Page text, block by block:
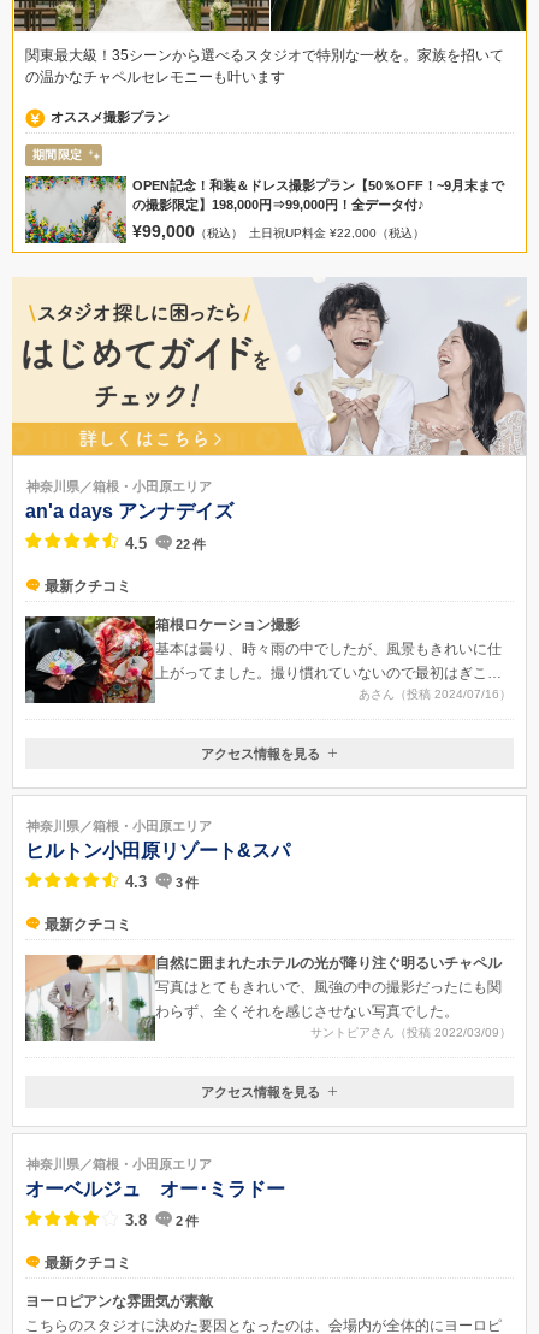
関東最大級！35シーンから選べるスタジオで特別な一枚を。家族を招いて
の温かなチャペルセレモニーも叶います
オススメ撮影プラン
期間限定
OPEN記念！和装＆ドレス撮影プラン【50％OFF！~9月末まで
の撮影限定】198,000円⇒99,000円！全データ付♪
¥99,000 （税込） 土日祝UP料金 ¥22,000（税込）
神奈川県／箱根・小田原エリア
an'a days アンナデイズ
4.5 22件
最新クチコミ
箱根ロケーション撮影
基本は曇り、時々雨の中でしたが、風景もきれいに仕
上がってました。撮り慣れていないので最初はぎこち
ない写真がちらほらありましたが撮った時のことを思
い出させてくれる写真ばかりで良かったです。枚数も
最低枚数の何倍もあったので満足です。
あさん（投稿 2024/07/16）
神奈川県小田原市南鴨宮3-22-9
JR東海道線 鴨宮駅（南口）より徒歩7分
アクセス情報を見る
神奈川県／箱根・小田原エリア
ヒルトン小田原リゾート&スパ
4.3 3件
最新クチコミ
自然に囲まれたホテルの光が降り注ぐ明るいチャペル
写真はとてもきれいで、風強の中の撮影だったにも関
わらず、全くそれを感じさせない写真でした。
サントピアさん（投稿 2022/03/09）
神奈川県小田原市根府川583-1
JR東海道本線根府川駅より無料シャトルバスで約5分（毎日運行）、、
小田急線小田原駅・JR東海道本線小田原駅西口より無料シャトルバスで約2
0分（平日のみ運行※大型連休・夏季特定期間は運休）
アクセス情報を見る
神奈川県／箱根・小田原エリア
オーベルジュ オー･ミラドー
3.8 2件
最新クチコミ
ヨーロピアンな雰囲気が素敵
こちらのスタジオに決めた要因となったのは、会場内が全体的にヨーロピ